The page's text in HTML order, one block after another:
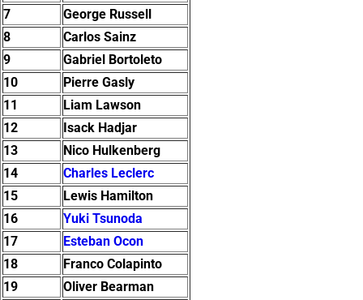
7
George Russell
8
Carlos Sainz
9
Gabriel Bortoleto
10
Pierre Gasly
11
Liam Lawson
12
Isack Hadjar
13
Nico Hulkenberg
14
Charles Leclerc
15
Lewis Hamilton
16
Yuki Tsunoda
17
Esteban Ocon
18
Franco Colapinto
19
Oliver Bearman